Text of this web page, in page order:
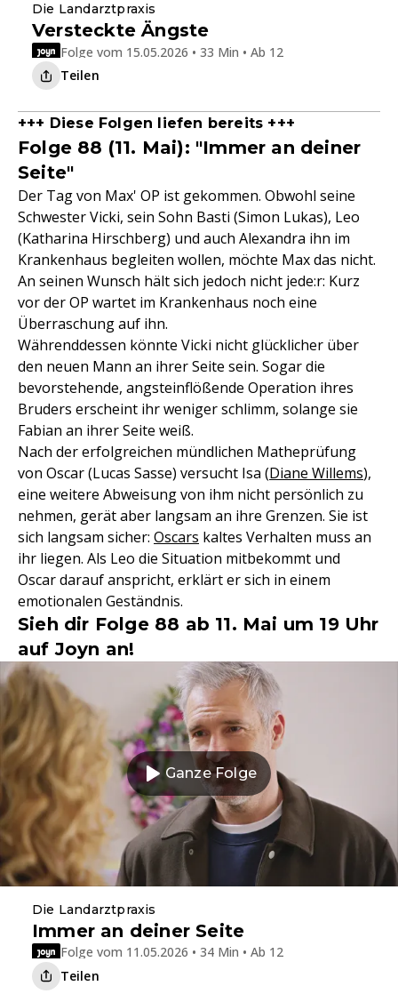
Die Landarztpraxis
Versteckte Ängste
Folge vom 15.05.2026 • 33 Min • Ab 12
Teilen
+++ Diese Folgen liefen bereits +++
Folge 88 (11. Mai): "Immer an deiner
Seite"
Der Tag von Max' OP ist gekommen. Obwohl seine
Schwester Vicki, sein Sohn Basti (Simon Lukas), Leo
(Katharina Hirschberg) und auch Alexandra ihn im
Krankenhaus begleiten wollen, möchte Max das nicht.
An seinen Wunsch hält sich jedoch nicht jede:r: Kurz
vor der OP wartet im Krankenhaus noch eine
Überraschung auf ihn.
Währenddessen könnte Vicki nicht glücklicher über
den neuen Mann an ihrer Seite sein. Sogar die
bevorstehende, angsteinflößende Operation ihres
Bruders erscheint ihr weniger schlimm, solange sie
Fabian an ihrer Seite weiß.
Nach der erfolgreichen mündlichen Matheprüfung
von Oscar (Lucas Sasse) versucht Isa (Diane Willems),
eine weitere Abweisung von ihm nicht persönlich zu
nehmen, gerät aber langsam an ihre Grenzen. Sie ist
sich langsam sicher: Oscars kaltes Verhalten muss an
ihr liegen. Als Leo die Situation mitbekommt und
Oscar darauf anspricht, erklärt er sich in einem
emotionalen Geständnis.
Sieh dir Folge 88 ab 11. Mai um 19 Uhr
auf Joyn an!
Ganze Folge
Die Landarztpraxis
Immer an deiner Seite
Folge vom 11.05.2026 • 34 Min • Ab 12
Teilen